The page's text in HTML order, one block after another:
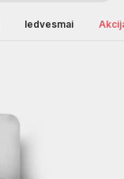
Iedvesmai